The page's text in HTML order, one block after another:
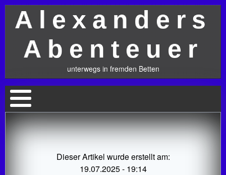
Alexanders
Abenteuer
unterwegs in fremden Betten
Dieser Artikel wurde erstellt am:
19.07.2025 - 19:14